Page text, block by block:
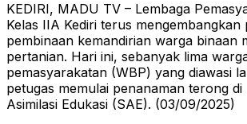
KEDIRI, MADU TV – Lembaga
Kelas IIA Kediri terus mengembangkan
pembinaan kemandirian warga binaan
pertanian. Hari ini, sebanyak lima
pemasyarakatan (WBP) yang diawasi
petugas memulai penanaman terong di
Asimilasi Edukasi (SAE). (03/09/2025)